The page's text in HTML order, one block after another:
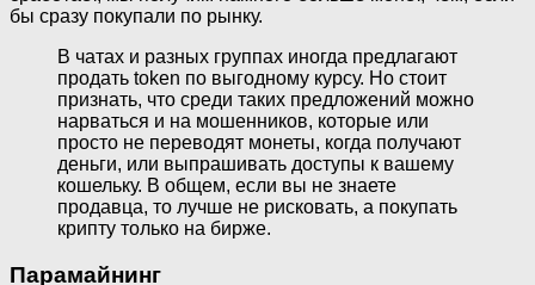
бы сразу покупали по рынку.
В чатах и разных группах иногда предлагают
продать token по выгодному курсу. Но стоит
признать, что среди таких предложений можно
нарваться и на мошенников, которые или
просто не переводят монеты, когда получают
деньги, или выпрашивать доступы к вашему
кошельку. В общем, если вы не знаете
продавца, то лучше не рисковать, а покупать
крипту только на бирже.
Парамайнинг